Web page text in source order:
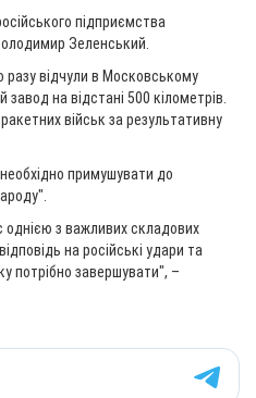
підприємства
Зеленський.
разу відчули в Московському
на відстані 500 кілометрів.
військ за результативну
примушувати до
однією з важливих складових
на російські удари та
потрібно завершувати", –